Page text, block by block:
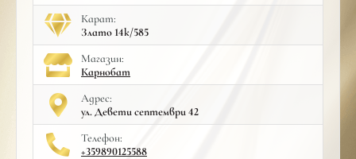
Карат:
Злато 14к/585
Mагазин:
Карнобат
Адрес:
ул. Девети септември 42
Телефон:
+359890125588